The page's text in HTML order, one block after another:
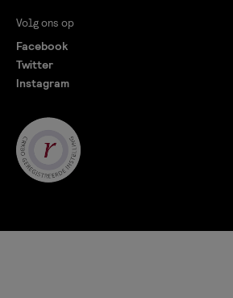
Volg ons op
Facebook
Twitter
Instagram